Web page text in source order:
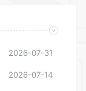
2026-07-31
2026-07-14